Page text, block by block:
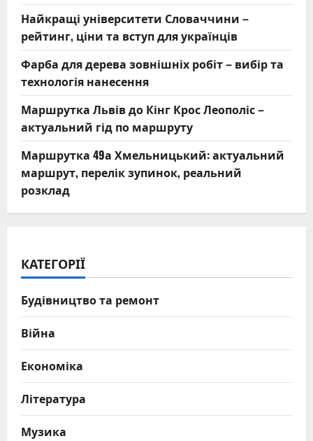
Найкращі університети Словаччини –
рейтинг, ціни та вступ для українців
Фарба для дерева зовнішніх робіт – вибір та
технологія нанесення
Маршрутка Львів до Кінг Крос Леополіс –
актуальний гід по маршруту
Маршрутка 49а Хмельницький: актуальний
маршрут, перелік зупинок, реальний
розклад
КАТЕГОРІЇ
Будівництво та ремонт
Війна
Економіка
Література
Музика